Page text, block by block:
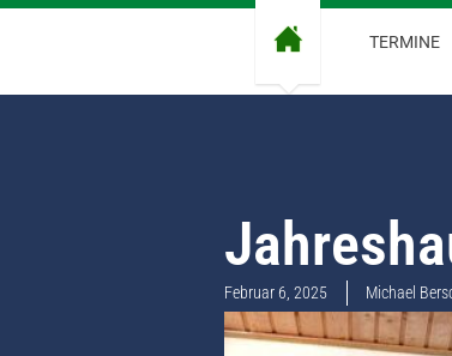
TERMINE
Februar 6, 2025 Michael